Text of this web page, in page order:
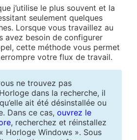
j’utilise le plus souvent et la
seulement quelques
Lorsque vous travaillez au
avez besoin de configurer
cette méthode vous permet
votre flux de travail.
ne trouvez pas
dans la recherche, il
ait été désinstallée ou
Dans ce cas,ouvrez le
, recherchez et réinstallez
Horloge Windows ». Sous